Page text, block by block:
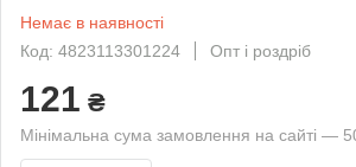
Немає в наявності
Код: 4823113301224
Опт і роздріб
121 ₴
Мінімальна сума замовлення на сайті —